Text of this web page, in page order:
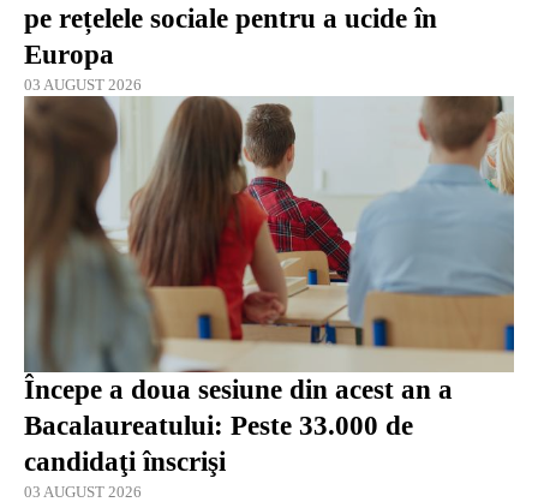
pe rețelele sociale pentru a ucide în
Europa
03 AUGUST 2026
Începe a doua sesiune din acest an a
Bacalaureatului: Peste 33.000 de
candidaţi înscrişi
03 AUGUST 2026